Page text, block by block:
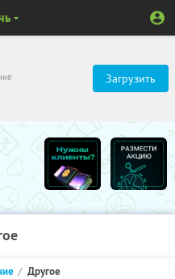
Загрузить
Другое